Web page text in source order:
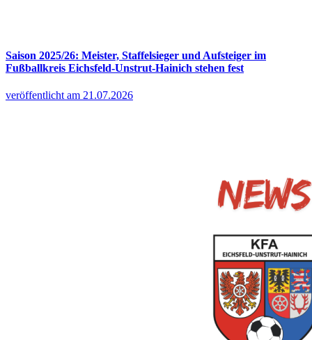
Saison 2025/26: Meister, Staffelsieger und Aufsteiger im
Fußballkreis Eichsfeld-Unstrut-Hainich stehen fest
veröffentlicht am 21.07.2026